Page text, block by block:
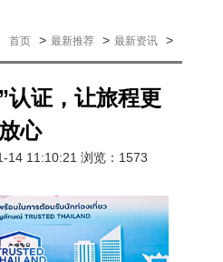
首页 > 最新推荐 > 最新资讯 >
认证，让旅程更
放心
14 11:10:21 浏览：1573